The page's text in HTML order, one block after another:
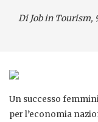
Di Job in Tourism,
Un successo
per l’economia